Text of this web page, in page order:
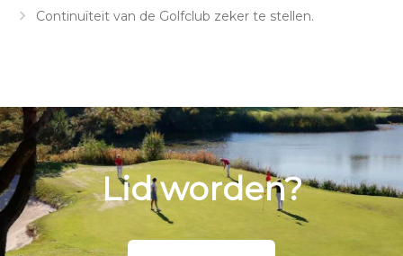
Continuïteit van de Golfclub zeker te stellen.
Lid worden?